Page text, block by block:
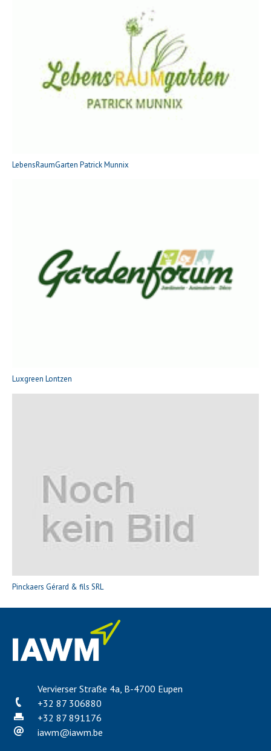
LebensRaumGarten Patrick Munnix
Luxgreen Lontzen
Pinckaers Gérard & fils SRL
Vervierser Straße 4a, B-4700 Eupen
+32 87 306880
+32 87 891176
iawm@iawm.be